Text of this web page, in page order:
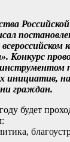
Конкурс
инициатив,
граждан.
будет